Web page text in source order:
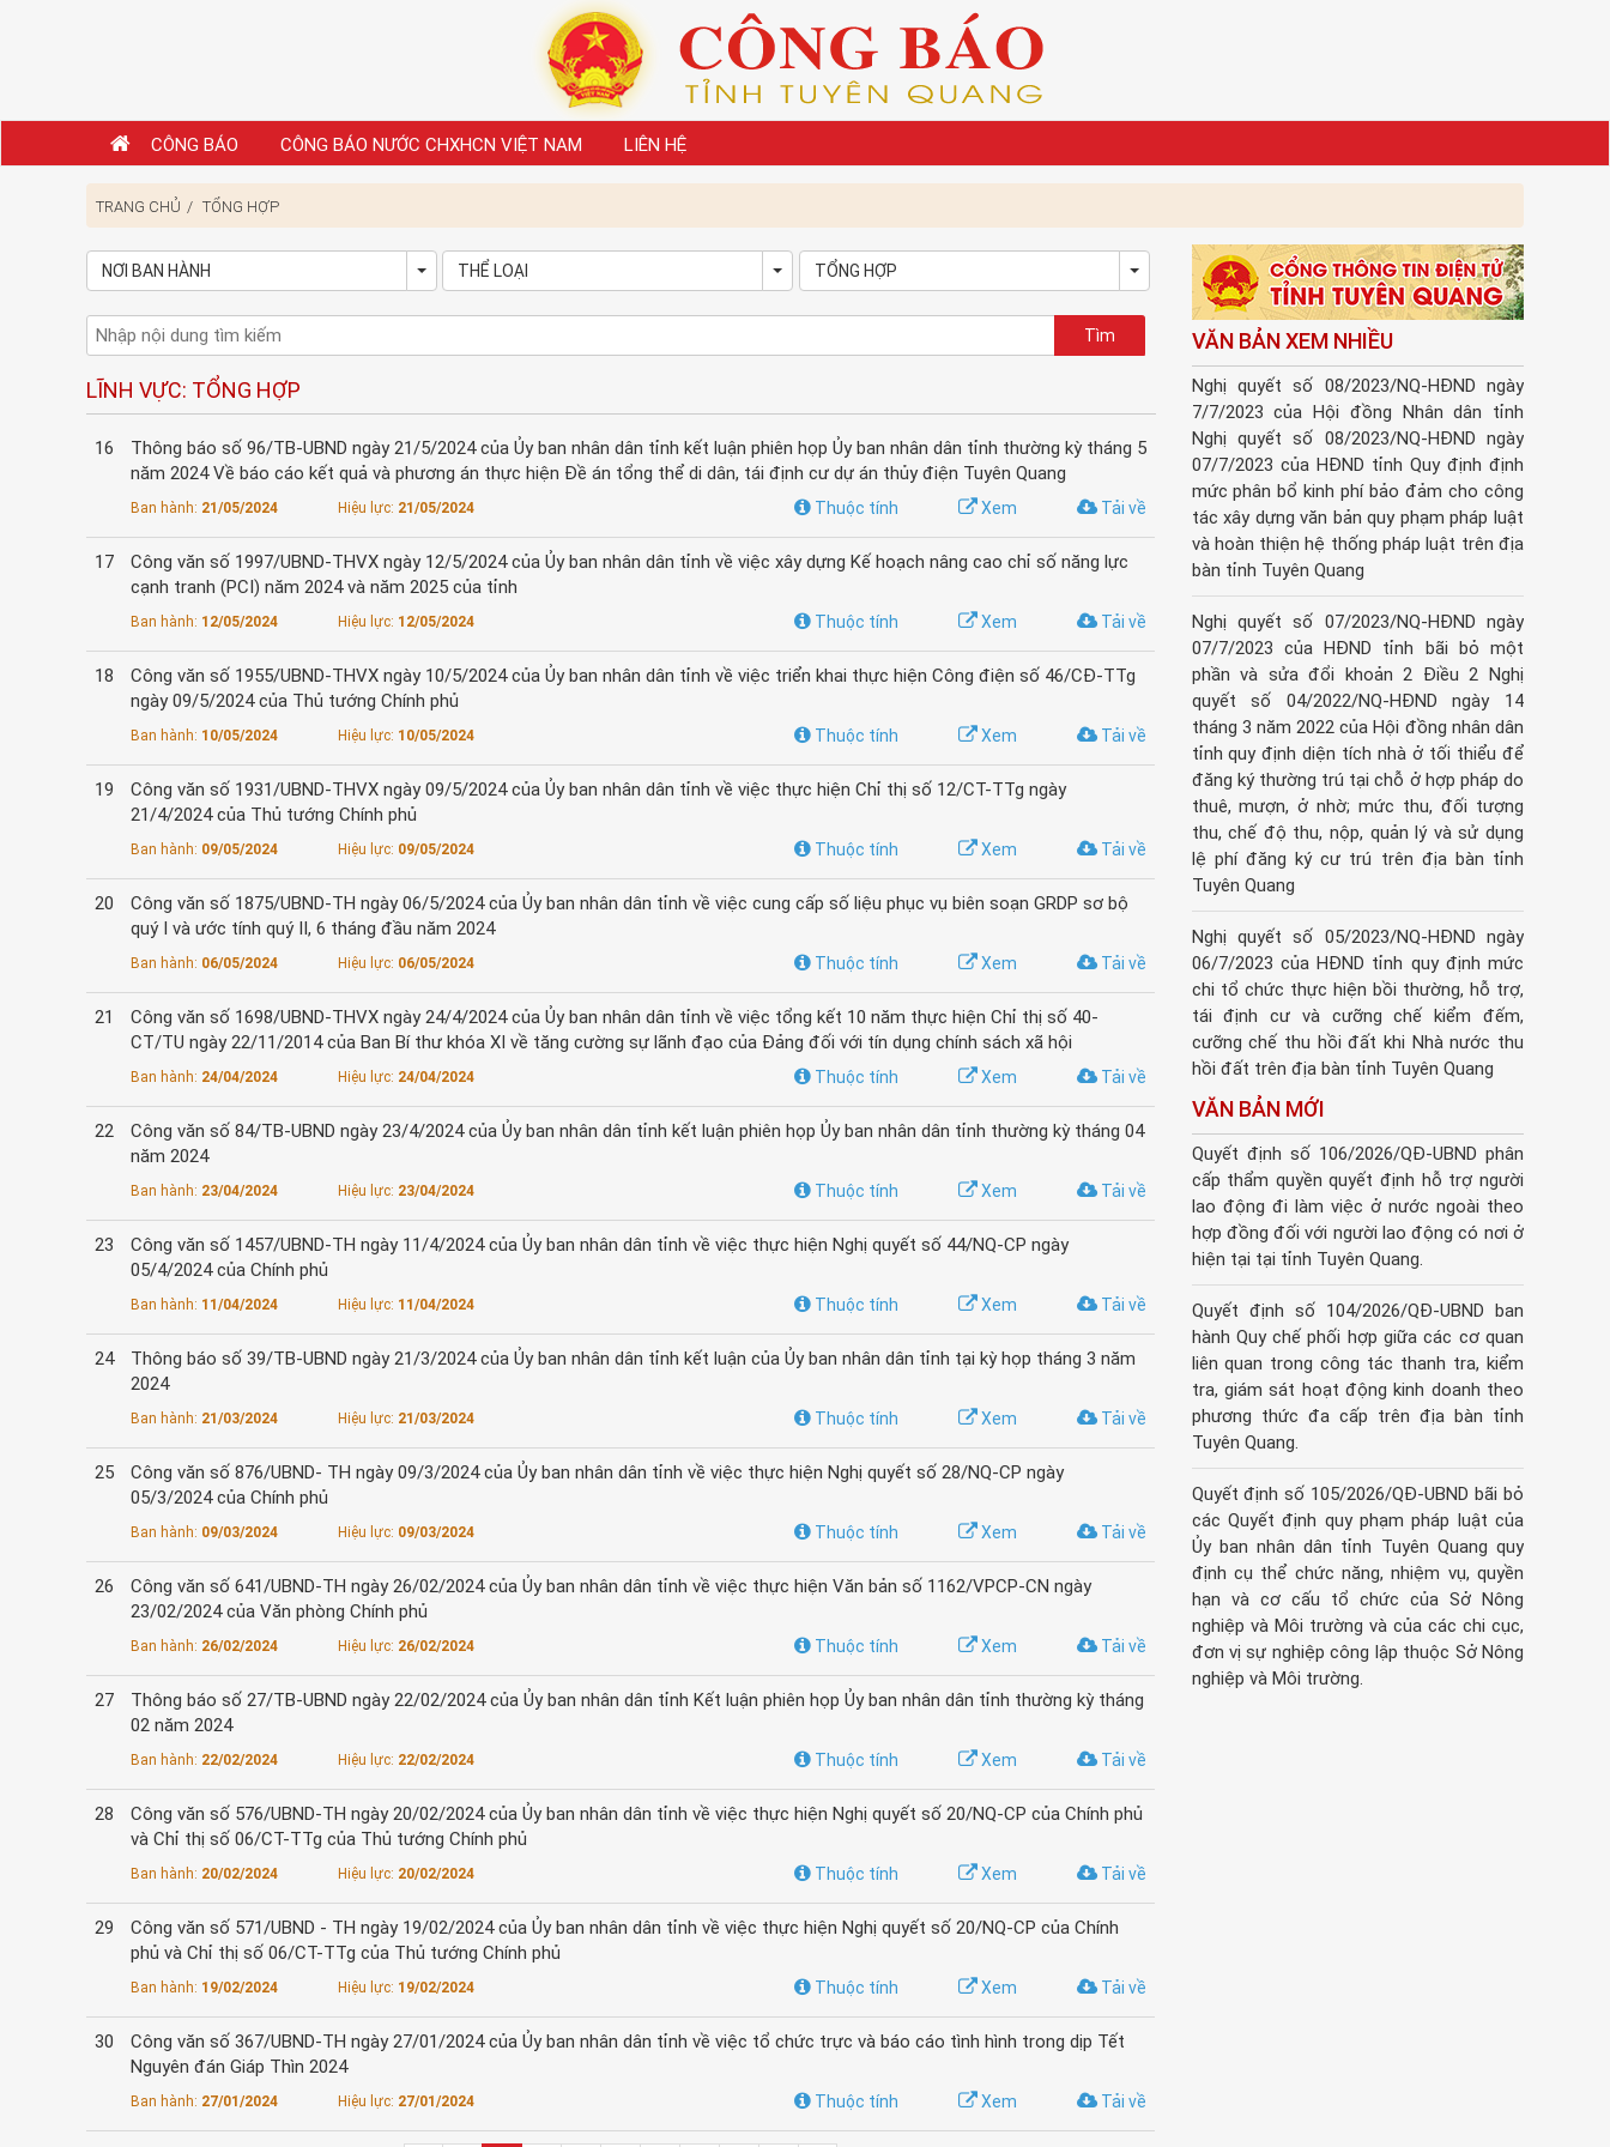
CÔNG BÁO CÔNG BÁO NƯỚC CHXHCN VIỆT NAM LIÊN HỆ
TRANG CHỦ TỔNG HỢP
NƠI BAN HÀNH Toggle Dropdown
THỂ LOẠI Toggle Dropdown
TỔNG HỢP Toggle Dropdown
LĨNH VỰC: TỔNG HỢP
16
Thông báo số 96/TB-UBND ngày 21/5/2024 của Ủy ban nhân dân tỉnh kết luận phiên họp Ủy ban nhân dân tỉnh thường kỳ tháng 5
năm 2024 Về báo cáo kết quả và phương án thực hiện Đề án tổng thể di dân, tái định cư dự án thủy điện Tuyên Quang
Ban hành: 21/05/2024 Hiệu lực: 21/05/2024 Tải về
Xem
Thuộc tính
17
Công văn số 1997/UBND-THVX ngày 12/5/2024 của Ủy ban nhân dân tỉnh về việc xây dựng Kế hoạch nâng cao chỉ số năng lực
cạnh tranh (PCI) năm 2024 và năm 2025 của tỉnh
Ban hành: 12/05/2024 Hiệu lực: 12/05/2024 Tải về
Xem
Thuộc tính
18
Công văn số 1955/UBND-THVX ngày 10/5/2024 của Ủy ban nhân dân tỉnh về việc triển khai thực hiện Công điện số 46/CĐ-TTg
ngày 09/5/2024 của Thủ tướng Chính phủ
Ban hành: 10/05/2024 Hiệu lực: 10/05/2024 Tải về
Xem
Thuộc tính
19
Công văn số 1931/UBND-THVX ngày 09/5/2024 của Ủy ban nhân dân tỉnh về việc thực hiện Chỉ thị số 12/CT-TTg ngày
21/4/2024 của Thủ tướng Chính phủ
Ban hành: 09/05/2024 Hiệu lực: 09/05/2024 Tải về
Xem
Thuộc tính
20
Công văn số 1875/UBND-TH ngày 06/5/2024 của Ủy ban nhân dân tỉnh về việc cung cấp số liệu phục vụ biên soạn GRDP sơ bộ
quý I và ước tính quý II, 6 tháng đầu năm 2024
Ban hành: 06/05/2024 Hiệu lực: 06/05/2024 Tải về
Xem
Thuộc tính
21
Công văn số 1698/UBND-THVX ngày 24/4/2024 của Ủy ban nhân dân tỉnh về việc tổng kết 10 năm thực hiện Chỉ thị số 40-
CT/TU ngày 22/11/2014 của Ban Bí thư khóa XI về tăng cường sự lãnh đạo của Đảng đối với tín dụng chính sách xã hội
Ban hành: 24/04/2024 Hiệu lực: 24/04/2024 Tải về
Xem
Thuộc tính
22
Công văn số 84/TB-UBND ngày 23/4/2024 của Ủy ban nhân dân tỉnh kết luận phiên họp Ủy ban nhân dân tỉnh thường kỳ tháng 04
năm 2024
Ban hành: 23/04/2024 Hiệu lực: 23/04/2024 Tải về
Xem
Thuộc tính
23
Công văn số 1457/UBND-TH ngày 11/4/2024 của Ủy ban nhân dân tỉnh về việc thực hiện Nghị quyết số 44/NQ-CP ngày
05/4/2024 của Chính phủ
Ban hành: 11/04/2024 Hiệu lực: 11/04/2024 Tải về
Xem
Thuộc tính
24
Thông báo số 39/TB-UBND ngày 21/3/2024 của Ủy ban nhân dân tỉnh kết luận của Ủy ban nhân dân tỉnh tại kỳ họp tháng 3 năm
2024
Ban hành: 21/03/2024 Hiệu lực: 21/03/2024 Tải về
Xem
Thuộc tính
25
Công văn số 876/UBND- TH ngày 09/3/2024 của Ủy ban nhân dân tỉnh về việc thực hiện Nghị quyết số 28/NQ-CP ngày
05/3/2024 của Chính phủ
Ban hành: 09/03/2024 Hiệu lực: 09/03/2024 Tải về
Xem
Thuộc tính
26
Công văn số 641/UBND-TH ngày 26/02/2024 của Ủy ban nhân dân tỉnh về việc thực hiện Văn bản số 1162/VPCP-CN ngày
23/02/2024 của Văn phòng Chính phủ
Ban hành: 26/02/2024 Hiệu lực: 26/02/2024 Tải về
Xem
Thuộc tính
27
Thông báo số 27/TB-UBND ngày 22/02/2024 của Ủy ban nhân dân tỉnh Kết luận phiên họp Ủy ban nhân dân tỉnh thường kỳ tháng
02 năm 2024
Ban hành: 22/02/2024 Hiệu lực: 22/02/2024 Tải về
Xem
Thuộc tính
28
Công văn số 576/UBND-TH ngày 20/02/2024 của Ủy ban nhân dân tỉnh về việc thực hiện Nghị quyết số 20/NQ-CP của Chính phủ
và Chỉ thị số 06/CT-TTg của Thủ tướng Chính phủ
Ban hành: 20/02/2024 Hiệu lực: 20/02/2024 Tải về
Xem
Thuộc tính
29
Công văn số 571/UBND - TH ngày 19/02/2024 của Ủy ban nhân dân tỉnh về việc thực hiện Nghị quyết số 20/NQ-CP của Chính
phủ và Chỉ thị số 06/CT-TTg của Thủ tướng Chính phủ
Ban hành: 19/02/2024 Hiệu lực: 19/02/2024 Tải về
Xem
Thuộc tính
30
Công văn số 367/UBND-TH ngày 27/01/2024 của Ủy ban nhân dân tỉnh về việc tổ chức trực và báo cáo tình hình trong dịp Tết
Nguyên đán Giáp Thìn 2024
Ban hành: 27/01/2024 Hiệu lực: 27/01/2024 Tải về
Xem
Thuộc tính
VĂN BẢN XEM NHIỀU
Nghị quyết số 08/2023/NQ-HĐND ngày
7/7/2023 của Hội đồng Nhân dân tỉnh
Nghị quyết số 08/2023/NQ-HĐND ngày
07/7/2023 của HĐND tỉnh Quy định định
mức phân bổ kinh phí bảo đảm cho công
tác xây dựng văn bản quy phạm pháp luật
và hoàn thiện hệ thống pháp luật trên địa
bàn tỉnh Tuyên Quang
Nghị quyết số 07/2023/NQ-HĐND ngày
07/7/2023 của HĐND tỉnh bãi bỏ một
phần và sửa đổi khoản 2 Điều 2 Nghị
quyết số 04/2022/NQ-HĐND ngày 14
tháng 3 năm 2022 của Hội đồng nhân dân
tỉnh quy định diện tích nhà ở tối thiểu để
đăng ký thường trú tại chỗ ở hợp pháp do
thuê, mượn, ở nhờ; mức thu, đối tượng
thu, chế độ thu, nộp, quản lý và sử dụng
lệ phí đăng ký cư trú trên địa bàn tỉnh
Tuyên Quang
Nghị quyết số 05/2023/NQ-HĐND ngày
06/7/2023 của HĐND tỉnh quy định mức
chi tổ chức thực hiện bồi thường, hỗ trợ,
tái định cư và cưỡng chế kiểm đếm,
cưỡng chế thu hồi đất khi Nhà nước thu
hồi đất trên địa bàn tỉnh Tuyên Quang
VĂN BẢN MỚI
Quyết định số 106/2026/QĐ-UBND phân
cấp thẩm quyền quyết định hỗ trợ người
lao động đi làm việc ở nước ngoài theo
hợp đồng đối với người lao động có nơi ở
hiện tại tại tỉnh Tuyên Quang.
Quyết định số 104/2026/QĐ-UBND ban
hành Quy chế phối hợp giữa các cơ quan
liên quan trong công tác thanh tra, kiểm
tra, giám sát hoạt động kinh doanh theo
phương thức đa cấp trên địa bàn tỉnh
Tuyên Quang.
Quyết định số 105/2026/QĐ-UBND bãi bỏ
các Quyết định quy phạm pháp luật của
Ủy ban nhân dân tỉnh Tuyên Quang quy
định cụ thể chức năng, nhiệm vụ, quyền
hạn và cơ cấu tổ chức của Sở Nông
nghiệp và Môi trường và của các chi cục,
đơn vị sự nghiệp công lập thuộc Sở Nông
nghiệp và Môi trường.